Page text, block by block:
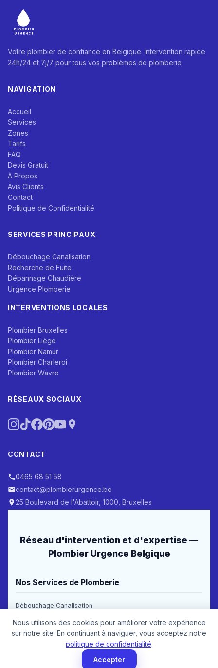
Votre plombier de confiance en Belgique. Intervention rapide
24h/24 et 7j/7 pour tous vos problèmes de plomberie.
NAVIGATION
Accueil
Services
Zones
Tarifs
FAQ
Devis Gratuit
À Propos
Avis Clients
Contact
Politique de Confidentialité
SERVICES PRINCIPAUX
Débouchage Canalisation
Recherche de Fuite
Dépannage Chaudière
Urgence Plomberie
INTERVENTIONS LOCALES
Plombier Bruxelles
Plombier Liège
Plombier Namur
Plombier Charleroi
Plombier Wavre
RÉSEAUX SOCIAUX
CONTACT
0465 68 51 58
contact@plombierurgence.be
25 Boulevard de l'Abattoir, 1000, Bruxelles
Réseau d'intervention et d'expertise —
Plombier Urgence Belgique
Nos Services de Plomberie
Débouchage Canalisation
Recherche & Réparation de Fuite
Dépannage & Entretien Chaudière
Réparation Robinetterie & Sanitaires
sur notre site. En continuant à naviguer, vous acceptez notre
politique de confidentialité.
Accepter